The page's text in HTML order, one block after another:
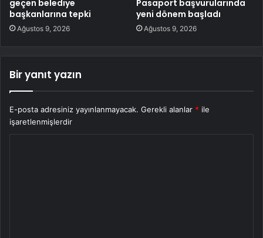
geçen belediye
başkanlarına tepki
Ağustos 9, 2026
Pasaport başvurularında
yeni dönem başladı
Ağustos 9, 2026
Bir yanıt yazın
E-posta adresiniz yayınlanmayacak. Gerekli alanlar * ile
işaretlenmişlerdir